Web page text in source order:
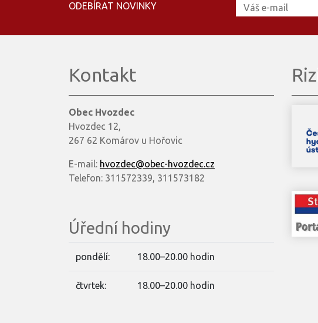
ODEBÍRAT NOVINKY
Kontakt
Obec Hvozdec
Hvozdec 12,
267 62 Komárov u Hořovic
E-mail: hvozdec@obec-hvozdec.cz
Telefon: 311572339, 311573182
Úřední hodiny
pondělí: 18.00–20.00 hodin
čtvrtek: 18.00–20.00 hodin